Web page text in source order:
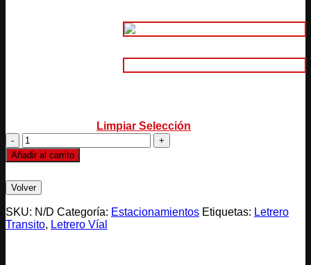
Limpiar Selección
SOLO
RESIDENTES
cantidad
Añadir al carrito
SKU: N/D Categoría: Estacionamientos Etiquetas: Letrero
Transito, Letrero Víal